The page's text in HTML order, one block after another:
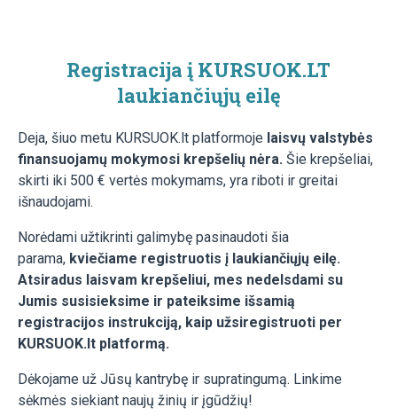
Registracija į KURSUOK.LT
laukiančiųjų eilę
Deja, šiuo metu KURSUOK.lt platformoje laisvų valstybės
finansuojamų mokymosi krepšelių nėra. Šie krepšeliai,
skirti iki 500 € vertės mokymams, yra riboti ir greitai
išnaudojami.
Norėdami užtikrinti galimybę pasinaudoti šia
parama, kviečiame registruotis į laukiančiųjų eilę.
Atsiradus laisvam krepšeliui, mes nedelsdami su
Jumis susisieksime ir pateiksime išsamią
registracijos instrukciją, kaip užsiregistruoti per
KURSUOK.lt platformą.
Dėkojame už Jūsų kantrybę ir supratingumą. Linkime
sėkmės siekiant naujų žinių ir įgūdžių!